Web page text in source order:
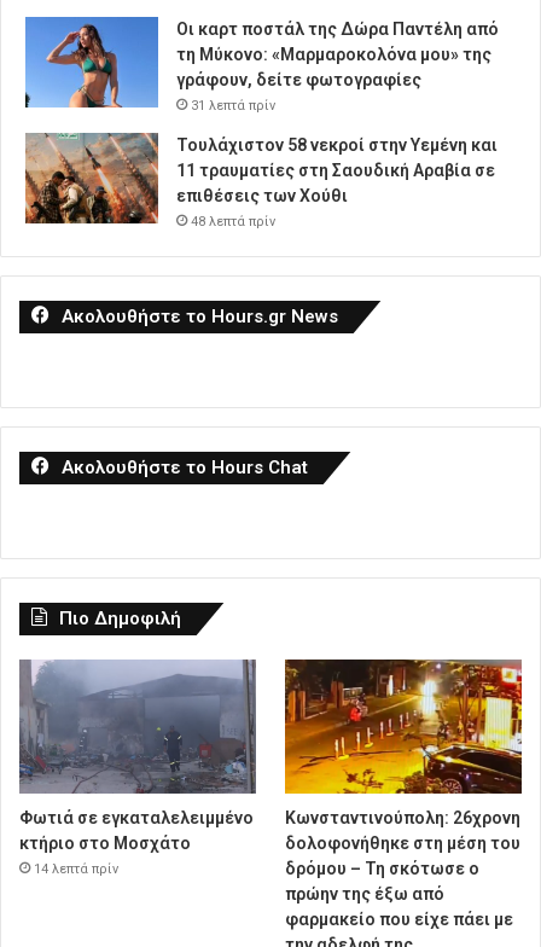
Οι καρτ ποστάλ της Δώρα Παντέλη από
τη Μύκονο: «Μαρμαροκολόνα μου» της
γράφουν, δείτε φωτογραφίες
31 λεπτά πρίν
Τουλάχιστον 58 νεκροί στην Υεμένη και
11 τραυματίες στη Σαουδική Αραβία σε
επιθέσεις των Χούθι
48 λεπτά πρίν
Ακολουθήστε το Hours.gr News
Ακολουθήστε το Hours Chat
Πιο Δημοφιλή
Φωτιά σε εγκαταλελειμμένο
κτήριο στο Μοσχάτο
14 λεπτά πρίν
Κωνσταντινούπολη: 26χρονη
δολοφονήθηκε στη μέση του
δρόμου – Τη σκότωσε ο
πρώην της έξω από
φαρμακείο που είχε πάει με